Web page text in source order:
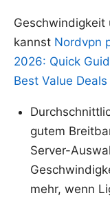
kannst Nordvpn
2026: Quick
Best Value Deals
gutem
Server-
mehr, wenn